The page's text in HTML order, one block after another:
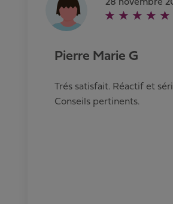
28 novembre
Pierre Marie G
Trés satisfait. Réactif et
Conseils pertinents.